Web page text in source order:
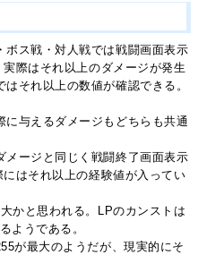
ボス戦・対人戦では戦闘画面表示
際はそれ以上のダメージが発生
それ以上の数値が確認できる。
与えるダメージもどちらも共通
メージと同じく戦闘終了画面表示
はそれ以上の経験値が入ってい
かと思われる。LPのカンストは
ようである。
が最大のようだが、現実的にそ